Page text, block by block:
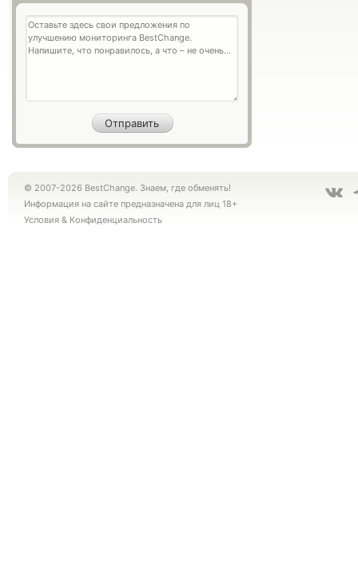
© 2007-2026 BestChange. Знаем, где обменять!
Информация на сайте предназначена для лиц 18+
Условия & Конфиденциальность